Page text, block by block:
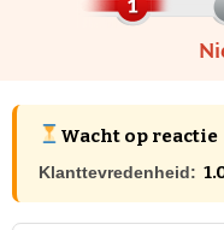
Wacht op reactie
Klanttevredenheid: